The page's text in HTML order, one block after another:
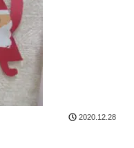
2020.12.28